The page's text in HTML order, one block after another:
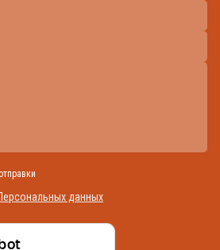
данных